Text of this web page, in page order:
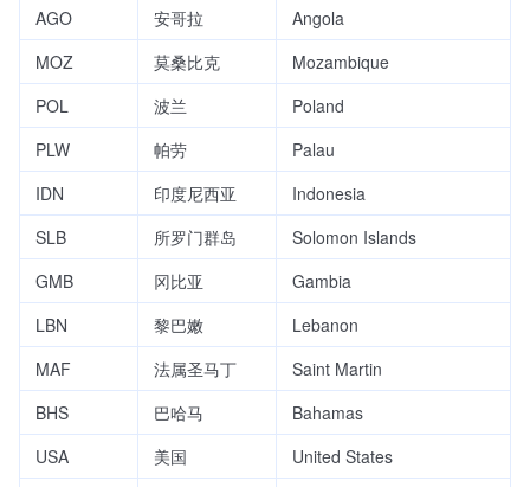
AGO
安哥拉
Angola
MOZ
莫桑比克
Mozambique
POL
波兰
Poland
PLW
帕劳
Palau
IDN
印度尼西亚
Indonesia
SLB
所罗门群岛
Solomon Islands
GMB
冈比亚
Gambia
LBN
黎巴嫩
Lebanon
MAF
法属圣马丁
Saint Martin
BHS
巴哈马
Bahamas
USA
美国
United States